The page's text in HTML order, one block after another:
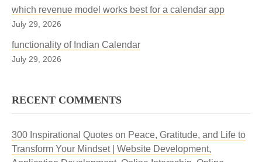
which revenue model works best for a calendar app
July 29, 2026
functionality of Indian Calendar
July 29, 2026
RECENT COMMENTS
300 Inspirational Quotes on Peace, Gratitude, and Life to
Transform Your Mindset | Website Development,